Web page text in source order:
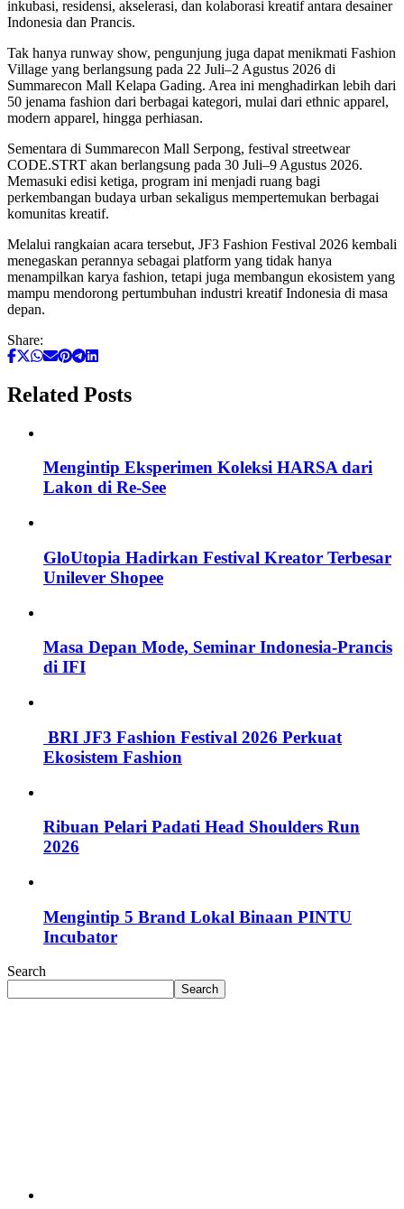
inkubasi, residensi, akselerasi, dan kolaborasi kreatif antara desainer
Indonesia dan Prancis.
Tak hanya runway show, pengunjung juga dapat menikmati Fashion
Village yang berlangsung pada 22 Juli–2 Agustus 2026 di
Summarecon Mall Kelapa Gading. Area ini menghadirkan lebih dari
50 jenama fashion dari berbagai kategori, mulai dari ethnic apparel,
modern apparel, hingga perhiasan.
Sementara di Summarecon Mall Serpong, festival streetwear
CODE.STRT akan berlangsung pada 30 Juli–9 Agustus 2026.
Memasuki edisi ketiga, program ini menjadi ruang bagi
perkembangan budaya urban sekaligus mempertemukan berbagai
komunitas kreatif.
Melalui rangkaian acara tersebut, JF3 Fashion Festival 2026 kembali
menegaskan perannya sebagai platform yang tidak hanya
menampilkan karya fashion, tetapi juga membangun ekosistem yang
mampu mendorong pertumbuhan industri kreatif Indonesia di masa
depan.
Share:
Related Posts
Mengintip Eksperimen Koleksi HARSA dari
Lakon di Re-See
GloUtopia Hadirkan Festival Kreator Terbesar
Unilever Shopee
Masa Depan Mode, Seminar Indonesia-Prancis
di IFI
BRI JF3 Fashion Festival 2026 Perkuat
Ekosistem Fashion
Ribuan Pelari Padati Head Shoulders Run
2026
Mengintip 5 Brand Lokal Binaan PINTU
Incubator
Search
Search